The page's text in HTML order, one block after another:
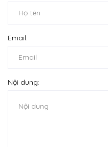
Email:
Nội dung: